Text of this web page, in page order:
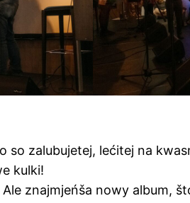
so zalubujetej, lećitej na
kulki!
znajmjeńša nowy album,